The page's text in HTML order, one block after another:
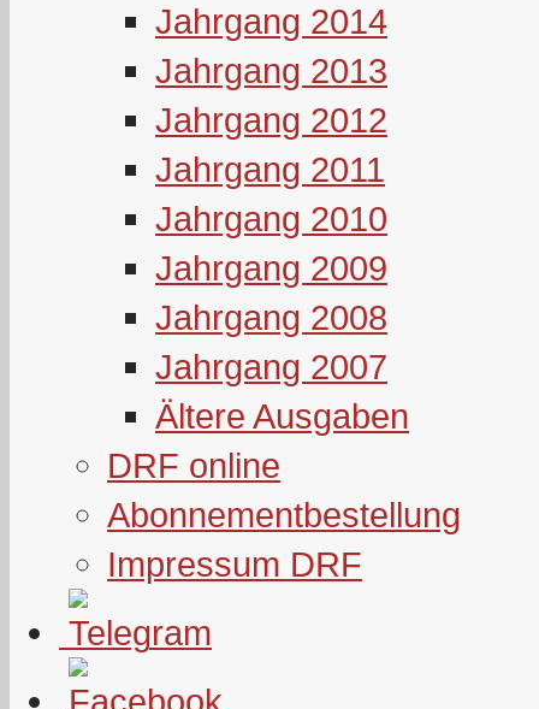
Jahrgang 2014
Jahrgang 2013
Jahrgang 2012
Jahrgang 2011
Jahrgang 2010
Jahrgang 2009
Jahrgang 2008
Jahrgang 2007
Ältere Ausgaben
DRF online
Abonnementbestellung
Impressum DRF